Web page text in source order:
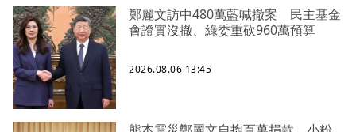
鄭麗文訪中480萬藍喊撤案 民主基金
會證實沒撤、綠委重砍960萬預算
2026.08.06 13:45